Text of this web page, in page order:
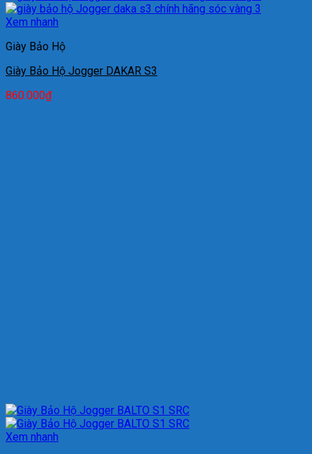
Xem nhanh
Giày Bảo Hộ
Giày Bảo Hộ Jogger DAKAR S3
860.000₫
Xem nhanh